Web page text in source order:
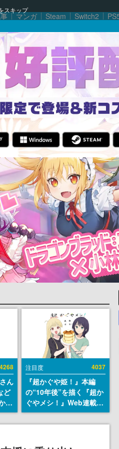
スキップ
マンガ Steam Switch2
4268
ん
ど
ら
注目度 4037
『超かぐや姫！』本編
の“10年後”を描く『超か
ぐやメシ！』Web連載決
定。新たなWebマンガレ
ーベル「ビビビコミッ
タート、あのお話には…